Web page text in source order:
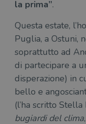
la prima”.
Questa estate,
Puglia, a Ostuni,
soprattutto ad
di partecipare a
disperazione) in
bello e
(l’ha scritto
bugiardi del clima